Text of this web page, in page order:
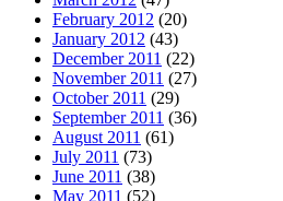
February 2012 (20)
January 2012 (43)
December 2011 (22)
November 2011 (27)
October 2011 (29)
September 2011 (36)
August 2011 (61)
July 2011 (73)
June 2011 (38)
May 2011 (52)